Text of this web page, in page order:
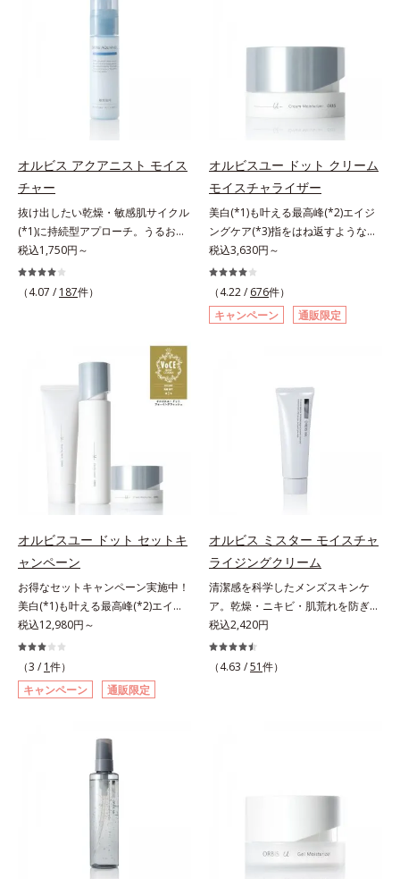
オルビス アクアニスト モイス
チャー
抜け出したい乾燥・敏感肌サイクル
(*1)に持続型アプローチ。うるおい
を追求した敏感肌用保湿スキンケア
(*2)。うるおいを逃し、刺激を受け
やすい角層の“乾燥敏感スランプ
望の敏感肌用保湿スキンケアライン
「オルビス アクアニスト」。乾燥
敏感スランプの原因にアプローチす
る持続型トリプルアミノ酸(*4)を配
異物として排出されにくく、肌にと
どまってうるおいを蓄えてくれま
す。刺激を受けやすくなった角層を
うるおいで満たし、脱・敏感肌を目
指します。無油分・無着色・無香
料・アルコールフリー・界面活性剤
不使用(*5)・パラベンフリー、6つ
のフリー処方で徹底的に肌に寄り添
います。*1 乾燥と敏感をくり返す
こと*2 敏感肌対象連用テスト済
（すべての方のお肌に合うというこ
とではありません）*3 乾燥して敏
感に感じやすい状態のこと*4 発酵
アミノ酸（ポリグルタミン酸）配合
＝乾燥を防ぎ、うるおいに満ちた肌
（エルゴチオネイン）配合＝肌を整
え、すこやかに保つ保湿成分、微生
物由来アミノ酸（エクトイン）配合
＝乱れた角層にうるおいを与え、肌
荒れを防ぐ保湿成分*5 ウォッシュ
を除くLM＝さっぱり高保湿タイプ
（脂性肌～普通肌）RM＝しっとり
高保湿タイプ（普通肌～超乾性肌）
税込1,750円～
（4.07 / 187件）
オルビスユー ドット クリーム
モイスチャライザー
美白(*1)も叶える最高峰(*2)エイジ
ングケア(*3)指をはね返すような弾
力感が宿るハリ感 濃密フィットク
リーム。ハリも透明感(*4)も結果主
義。年齢サイン(*5)の因子に着目し
た肌科学エイジングケア(*3)シリー
ズ。オルビスユー ドットシリーズ
に現れる年齢サインについて研究を
進めたところ、弾力感のない状態で
ある「ハリのなさ」や、くすみ(*6)
などが現れている状態である「透明
感のなさ」が、大人の肌印象に大き
な影響を与えていることがわかりま
シリーズは美容成分(*7)として
「G.D.F.アクティベーター(*8)」を
配合。そして、従来から配合してい
る美白(*1)有効成分「トラネキサム
酸」を配合しました。さらに、シリ
ーズ共通の美容成分「GLルートブ
ースター(*9)」を配合することで、
肌のふっくら感や透明感を叶えま
ミ・ソバカスを防ぐ（ウォッシュを
リーズの保湿力*3 年齢に応じたお
手入れのこと*4 うるおいによる
*5 乾燥、ハリ・ツヤのなさ*6
税込3,630円～
（4.22 / 676件）
キャンペーン
通販限定
オルビスユー ドット セットキ
ャンペーン
お得なセットキャンペーン実施中！
美白(*1)も叶える最高峰(*2)エイジ
ングケア(*3)。ハリも透明感(*4)も
結果主義。年齢サイン(*5)の因子に
着目した肌科学エイジングケア(*3)
シリーズ。オルビスユー ドットシ
リーズは、年齢による肌悩み一つ一
ていることの根本原因に着目。加齢
とともに現れる年齢サイン(*5)につ
いて研究を進めたところ、弾力感の
ない状態である「ハリのなさ」や、
くすみ(*6)などが現れている状態で
ある「透明感のなさ」が現れること
で大人の肌印象に大きな影響を与え
ていることが分かりました。そこで
税込12,980円～
（3 / 1件）
キャンペーン
通販限定
オルビス ミスター モイスチャ
ライジングクリーム
清潔感を科学したメンズスキンケ
ア。乾燥・ニキビ・肌荒れを防ぎハ
リ・ツヤのある、好印象な清潔透明
肌(*1)へ。オルビスミスターは、男
性の清潔感、爽やかさ、若々しさの
に、肌荒れ・ニキビ予防など“今”の
印象の鍵となるハリ・ツヤへもアプ
ローチする進化を遂げました。うる
おいを逃しやすい男性肌に着目し、
税込2,420円
（4.63 /51件）